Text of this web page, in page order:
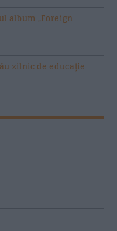
album „Foreign
zilnic de educație